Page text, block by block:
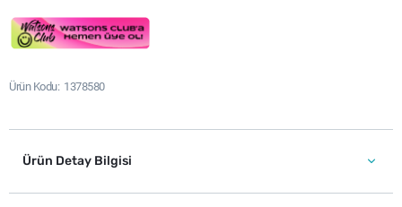
Ürün Kodu 1378580
Ürün Detay Bilgisi